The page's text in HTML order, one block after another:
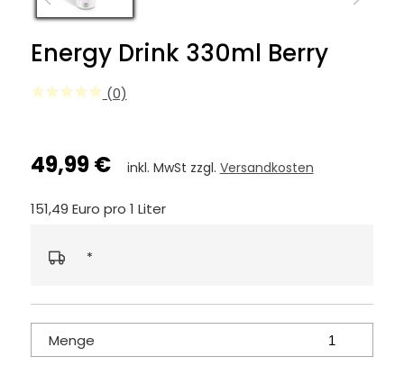
Energy Drink 330ml Berry
(0)
49,99 € inkl. MwSt zzgl. Versandkosten
151,49 Euro pro 1 Liter
*
Menge